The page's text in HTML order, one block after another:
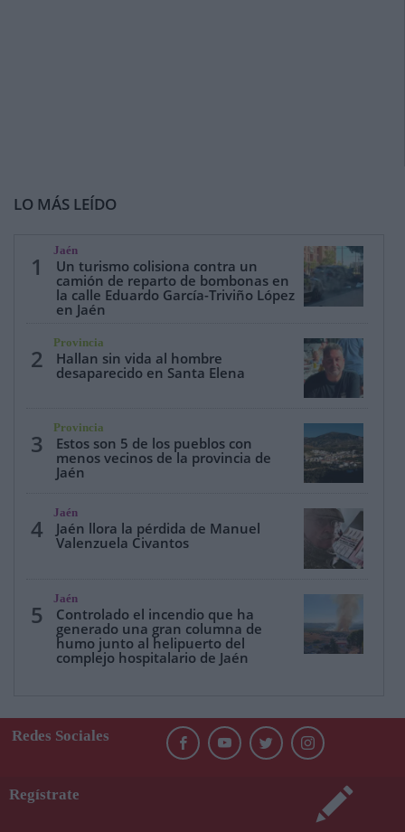
LO MÁS LEÍDO
1
Jaén
Un turismo colisiona contra un
camión de reparto de bombonas en
la calle Eduardo García-Triviño López
en Jaén
2
Provincia
Hallan sin vida al hombre
desaparecido en Santa Elena
3
Provincia
Estos son 5 de los pueblos con
menos vecinos de la provincia de
Jaén
4
Jaén
Jaén llora la pérdida de Manuel
Valenzuela Civantos
5
Jaén
Controlado el incendio que ha
generado una gran columna de
humo junto al helipuerto del
complejo hospitalario de Jaén
Redes Sociales
Regístrate